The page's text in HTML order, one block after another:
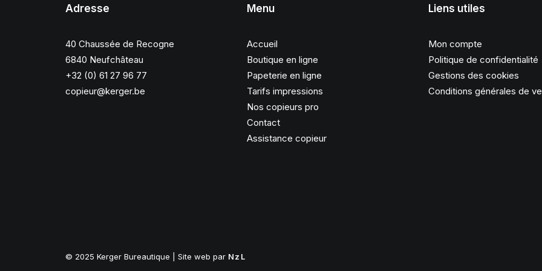
Adresse
40 Chaussée de Recogne
6840 Neufchâteau
+32 (0) 61 27 96 77
copieur@kerger.be
Menu
Accueil
Boutique en ligne
Papeterie en ligne
Tarifs impressions
Nos copieurs pro
Contact
Assistance copieur
Liens utiles
Mon compte
Politique de confidentialité
Gestions des cookies
Conditions générales de
© 2025 Kerger Bureautique | Site web par NzL